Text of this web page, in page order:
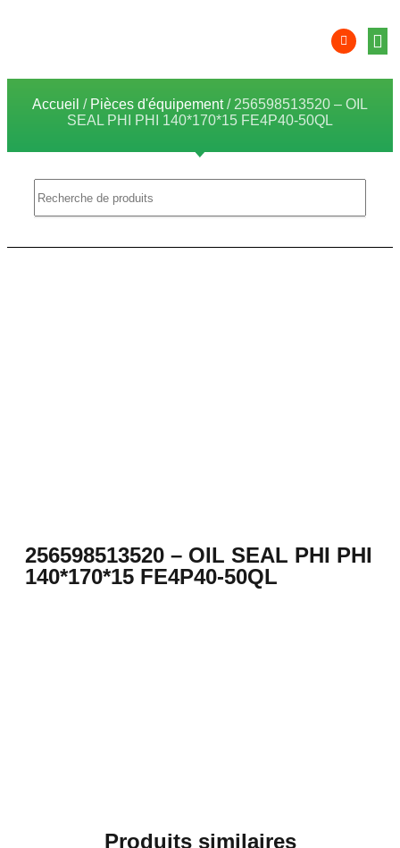
Accueil / Pièces d'équipement/ 256598513520 – OIL
SEAL PHI PHI 140*170*15 FE4P40-50QL
256598513520 – OIL SEAL PHI PHI
140*170*15 FE4P40-50QL
Produits similaires